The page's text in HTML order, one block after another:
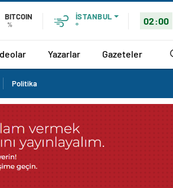
BITCOIN
%
İSTANBUL
°
02:00
Yazarlar Gazeteler
Politika